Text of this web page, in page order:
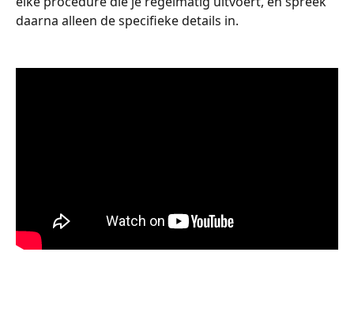
daarna alleen de specifieke details in.